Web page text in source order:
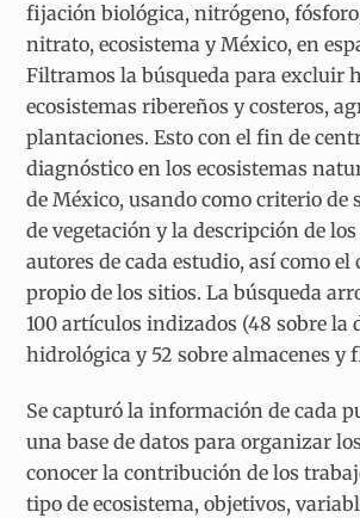
fijación biológica, nitrógeno,
nitrato, ecosistema y México, en
Filtramos la búsqueda para excluir
ecosistemas ribereños y costeros,
plantaciones. Esto con el fin de
diagnóstico en los ecosistemas
de México, usando como criterio de
de vegetación y la descripción de
autores de cada estudio, así como
propio de los sitios. La búsqueda
100 artículos indizados (48 sobre la
hidrológica y 52 sobre almacenes y
Se capturó la información de cada
una base de datos para organizar
conocer la contribución de los
tipo de ecosistema, objetivos,